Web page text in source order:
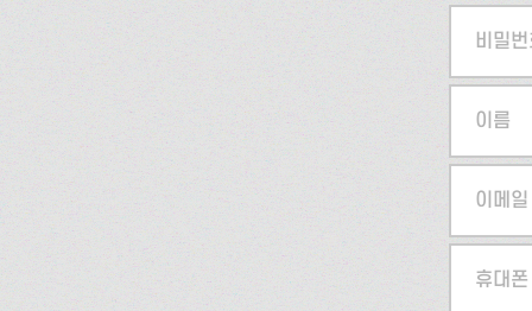
비밀
이름
이메일
휴대